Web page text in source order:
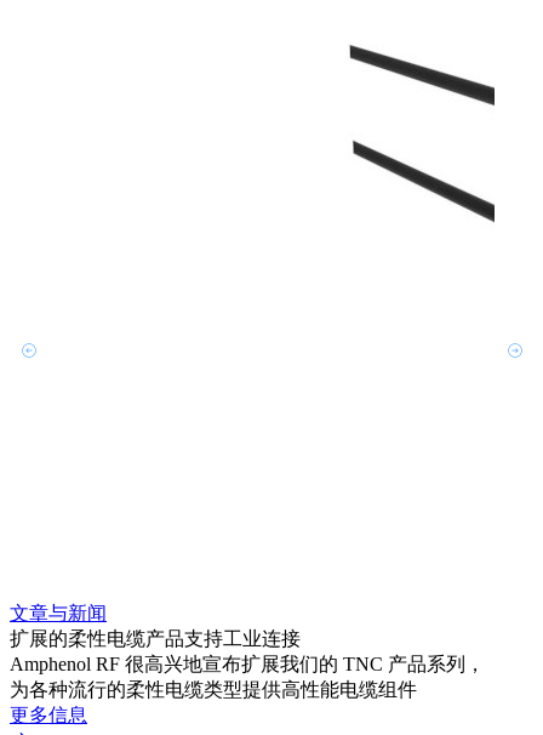
文章与新闻
扩展的柔性电缆产品支持工业连接
Amphenol RF 很高兴地宣布扩展我们的 TNC 产品系列，
为各种流行的柔性电缆类型提供高性能电缆组件
更多信息